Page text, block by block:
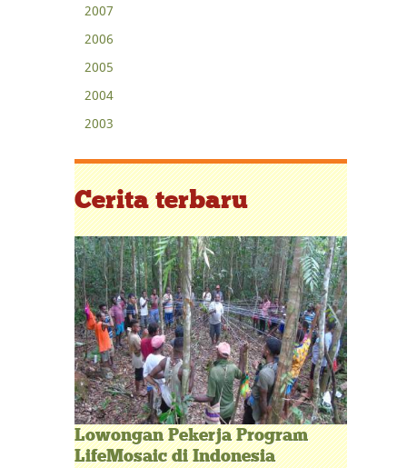
2007
2006
2005
2004
2003
Cerita terbaru
Lowongan Pekerja Program
LifeMosaic di Indonesia